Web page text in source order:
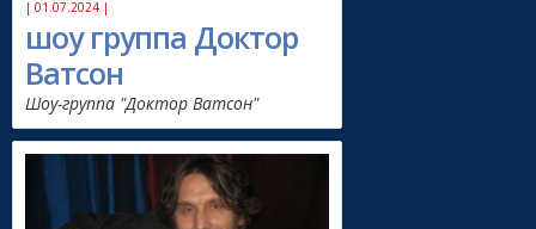
| 01.07.2024 |
шоу группа Доктор
Ватсон
Шоу-группа "Доктор Ватсон"